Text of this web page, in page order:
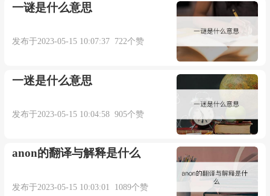
一谜是什么意思
发布于2023-05-15 10:07:37 722个赞
一迷是什么意思
发布于2023-05-15 10:04:58 905个赞
anon的翻译与解释是什么
发布于2023-05-15 10:03:01 1089个赞